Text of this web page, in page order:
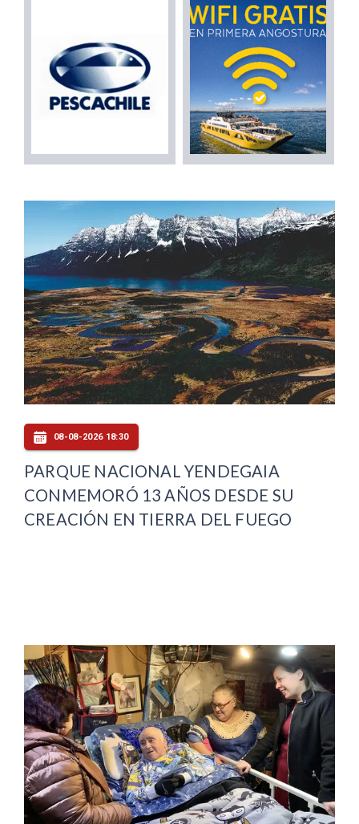
08-08-2026 18:30
PARQUE NACIONAL YENDEGAIA
CONMEMORÓ 13 AÑOS DESDE SU
CREACIÓN EN TIERRA DEL FUEGO